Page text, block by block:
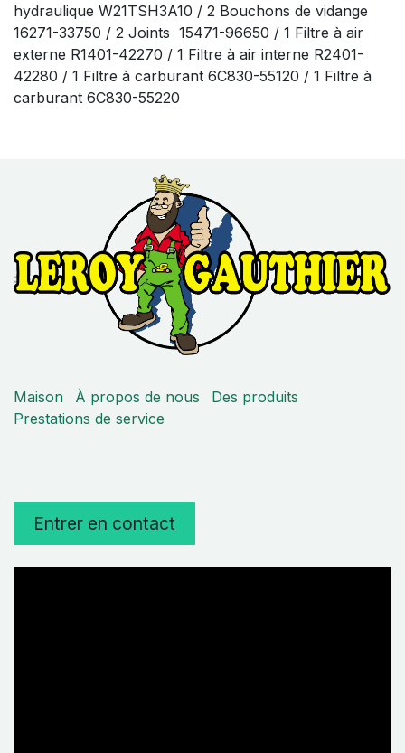
hydraulique W21TSH3A10 / 2 Bouchons de vidange
16271-33750 / 2 Joints 15471-96650 / 1 Filtre à air
externe R1401-42270 / 1 Filtre à air interne R2401-
42280 / 1 Filtre à carburant 6C830-55120 / 1 Filtre à
carburant 6C830-55220
Maison À propos de nous
Des produits
Prestations de service
Entrer en contact